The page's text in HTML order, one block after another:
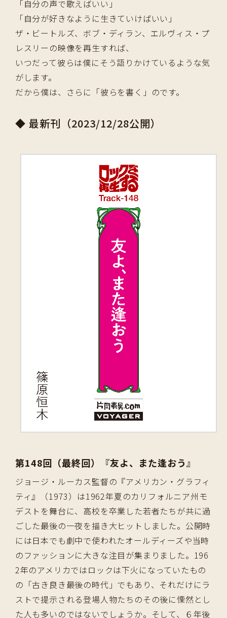
「自分の声で歌えばいい」
「自分が好きなように生きていけばいい」
ザ・ビートルズ、ボブ・ディラン、エルヴィス・プ
レスリーの映像を再生すれば、
いつだって彼らは僕にそう語りかけているような気
がします。
だから僕は、さらに「彼らを書く」のです。
◆ 最新刊（2023/12/28公開）
第148回（最終回）『友よ、また逢おう』
ジョージ・ルーカス監督の『アメリカン・グラフィ
ティ』（1973）は1962年夏のカリフォルニア州モ
デストを舞台に、高校を卒業した若者たちが共に過
ごした最後の一夜を描き大ヒットしました。公開時
には日本でも劇中で使われたオールディーズや当時
のファッションに大きな注目が集まりました。196
2年のアメリカではロックは下火になっていたもの
の「古き良き最後の時代」でもあり、それだけにラ
ストで提示される登場人物たちのその後に慄然とし
た人も多いのではないでしょうか。そして、６年後